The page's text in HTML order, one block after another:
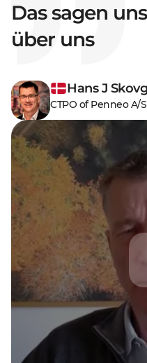
Das sagen
über uns
Hans J
CTPO of Penneo A/S